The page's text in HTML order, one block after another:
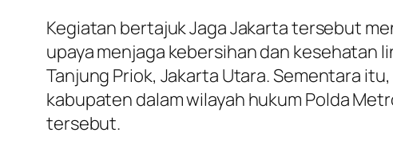
Kegiatan bertajuk Jaga Jakarta tersebut
upaya menjaga kebersihan dan kesehatan
Tanjung Priok, Jakarta Utara. Sementara
kabupaten dalam wilayah hukum Polda
tersebut.